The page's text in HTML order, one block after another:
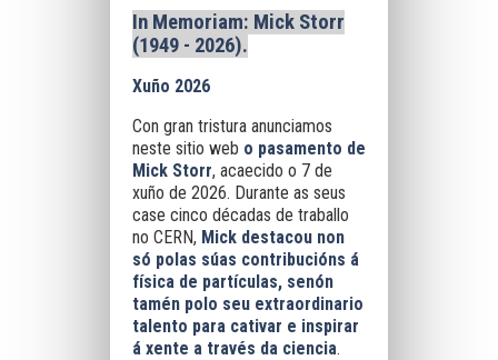
In Memoriam: Mick Storr
(1949 - 2026).
Xuño 2026
Con gran tristura anunciamos
neste sitio web o pasamento de
Mick Storr, acaecido o 7 de
xuño de 2026. Durante as seus
case cinco décadas de traballo
no CERN, Mick destacou non
só polas súas contribucións á
física de partículas, senón
tamén polo seu extraordinario
talento para cativar e inspirar
á xente a través da ciencia.